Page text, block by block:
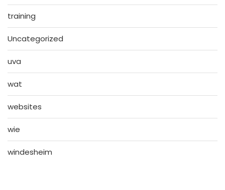
training
Uncategorized
uva
wat
websites
wie
windesheim